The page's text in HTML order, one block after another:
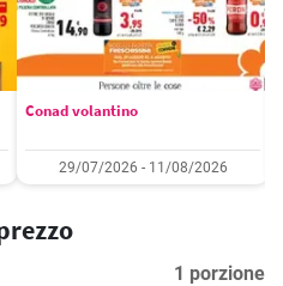
Conad volantino
29/07/2026 - 11/08/2026
1 porzione